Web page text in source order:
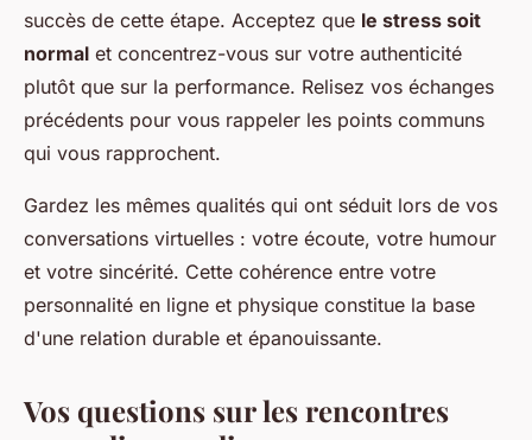
succès de cette étape. Acceptez que le stress soit
normal et concentrez-vous sur votre authenticité
plutôt que sur la performance. Relisez vos échanges
précédents pour vous rappeler les points communs
qui vous rapprochent.
Gardez les mêmes qualités qui ont séduit lors de vos
conversations virtuelles : votre écoute, votre humour
et votre sincérité. Cette cohérence entre votre
personnalité en ligne et physique constitue la base
d'une relation durable et épanouissante.
Vos questions sur les rencontres